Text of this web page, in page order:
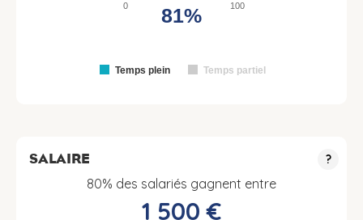
Temps plein Temps partiel
0 100
81%
SALAIRE ?
80% des salariés gagnent entre
1 500 €